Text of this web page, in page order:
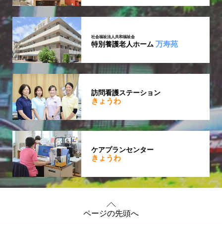
社会福祉法人共和福祉会
特別養護老人ホーム万寿苑
訪問看護ステーション
きょうわ
ケアプランセンター
きょうわ
ページの先頭へ